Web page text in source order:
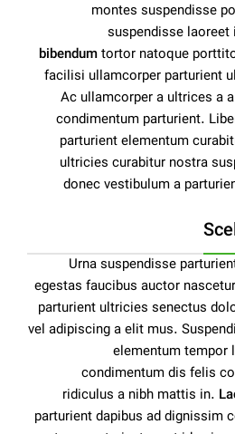
montes suspendisse
suspendisse
bibendumtortor natoque
facilisi ullamcorper parturient
Ac ullamcorper a ultrices a
condimentum parturient.
parturient elementum
ultricies curabitur nostra
donec vestibulum a
Urna suspendisse
egestas faucibus auctor
parturient ultricies senectus
vel adipiscing a elit mus.
elementum tempor
condimentum dis felis
ridiculus a nibh mattis in.
parturient dapibus ad dignissim